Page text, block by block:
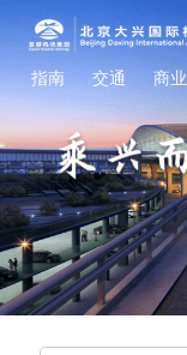
指南 交通 商业